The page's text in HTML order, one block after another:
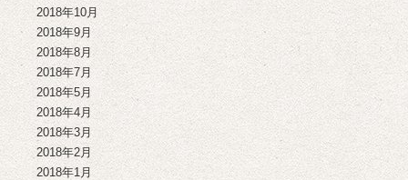
2018年10月
2018年9月
2018年8月
2018年7月
2018年5月
2018年4月
2018年3月
2018年2月
2018年1月